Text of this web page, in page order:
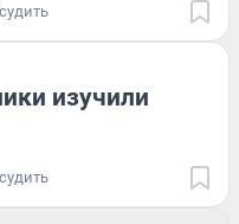
изучили